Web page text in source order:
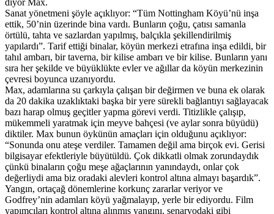
Sanat yönetmeni şöyle açıklıyor: “Tüm Nottingham Köyü’nü inşa
ettik, 50’nin üzerinde bina vardı. Bunların çoğu, çatısı samanla
örtülü, tahta ve sazlardan yapılmış, balçıkla şekillendirilmiş
yapılardı”. Tarif ettiği binalar, köyün merkezi etrafına inşa edildi, bir
tahıl ambarı, bir taverna, bir kilise ambarı ve bir kilise. Bunların yanı
sıra her şekilde ve büyüklükte evler ve ağıllar da köyün merkezinin
çevresi boyunca uzanıyordu.
Max, adamlarına su çarkıyla çalışan bir değirmen ve buna ek olarak
da 20 dakika uzaklıktaki başka bir yere sürekli bağlantıyı sağlayacak
bazı harap olmuş geçitler yapma görevi verdi. Titizlikle çalışıp,
mükemmeli yaratmak için meyve bahçesi (ve aylar sonra büyüdü)
diktiler. Max bunun öykünün amaçları için olduğunu açıklıyor:
“Sonunda onu ateşe verdiler. Tamamen değil ama birçok evi. Gerisi
bilgisayar efektleriyle büyütüldü. Çok dikkatli olmak zorundaydık
çünkü binaların çoğu meşe ağaçlarının yanındaydı, onlar çok
değerliydi ama biz oradaki alevleri kontrol altına almayı başardık”.
Yangın, ortaçağ dönemlerine korkunç zararlar veriyor ve
Godfrey’nin adamları köyü yağmalayıp, yerle bir ediyordu. Film
yapımcıları kontrol altına alınmış yangını, senaryodaki gibi